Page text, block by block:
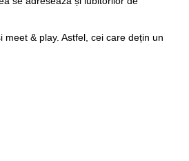
& play. Astfel, cei care dețin un